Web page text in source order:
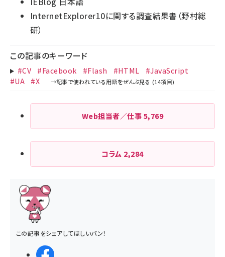
InternetExplorer10に関する調査結果書 （野村総
研）
この記事のキーワード
#CV #Facebook #Flash #HTML
#JavaScript
#UA
#X
Web担当者／仕事 5,769
コラム 2,284
この記事をシェアしてほしいパン！